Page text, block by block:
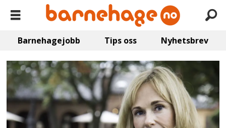
Barnehagejobb Tips oss Nyhetsbrev